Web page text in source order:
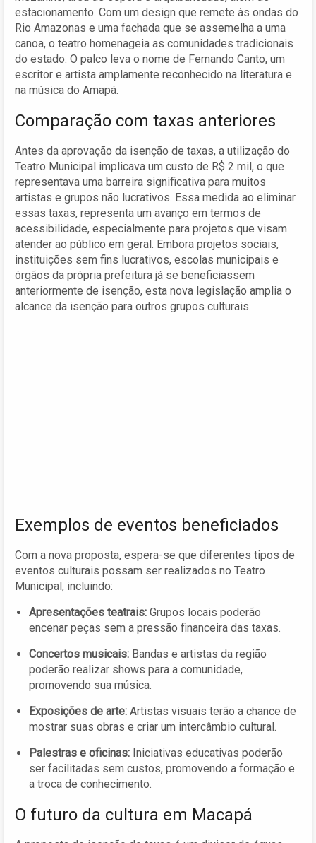
estacionamento. Com um design que remete às ondas do
Rio Amazonas e uma fachada que se assemelha a uma
canoa, o teatro homenageia as comunidades tradicionais
do estado. O palco leva o nome de Fernando Canto, um
escritor e artista amplamente reconhecido na literatura e
na música do Amapá.
Comparação com taxas anteriores
Antes da aprovação da isenção de taxas, a utilização do
Teatro Municipal implicava um custo de R$ 2 mil, o que
representava uma barreira significativa para muitos
artistas e grupos não lucrativos. Essa medida ao eliminar
essas taxas, representa um avanço em termos de
acessibilidade, especialmente para projetos que visam
atender ao público em geral. Embora projetos sociais,
instituições sem fins lucrativos, escolas municipais e
órgãos da própria prefeitura já se beneficiassem
anteriormente de isenção, esta nova legislação amplia o
alcance da isenção para outros grupos culturais.
Exemplos de eventos beneficiados
Com a nova proposta, espera-se que diferentes tipos de
eventos culturais possam ser realizados no Teatro
Municipal, incluindo:
Apresentações teatrais: Grupos locais poderão
encenar peças sem a pressão financeira das taxas.
Concertos musicais: Bandas e artistas da região
poderão realizar shows para a comunidade,
promovendo sua música.
Exposições de arte: Artistas visuais terão a chance de
mostrar suas obras e criar um intercâmbio cultural.
Palestras e oficinas: Iniciativas educativas poderão
ser facilitadas sem custos, promovendo a formação e
a troca de conhecimento.
O futuro da cultura em Macapá